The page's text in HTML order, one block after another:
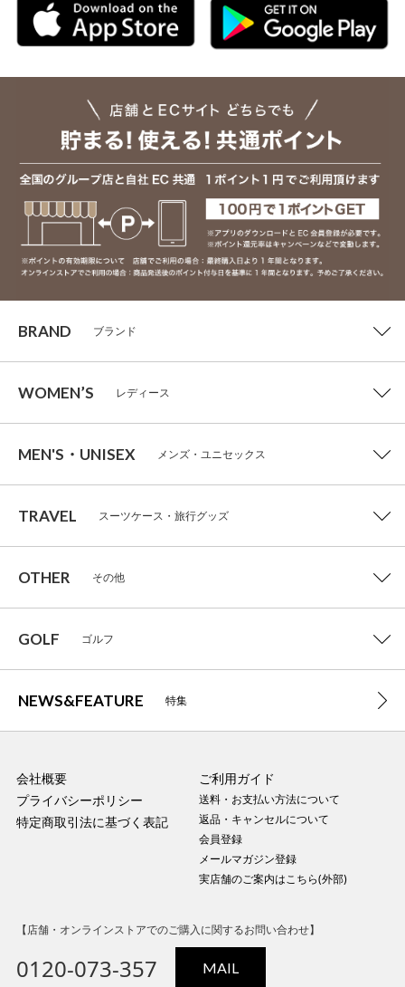
BRAND ブランド
WOMEN’S レディース
MEN'S・UNISEX メンズ・ユニセックス
TRAVEL スーツケース・旅行グッズ
OTHER その他
GOLF ゴルフ
NEWS&FEATURE 特集
会社概要
プライバシーポリシー
特定商取引法に基づく表記
ご利用ガイド
送料・お支払い方法について
返品・キャンセルについて
会員登録
メールマガジン登録
実店舗のご案内はこちら(外部)
【店舗・オンラインストアでのご購入に関するお問い合わせ】
0120-073-357 MAIL